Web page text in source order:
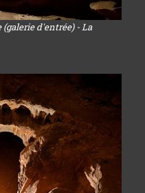
d'entrée) - La